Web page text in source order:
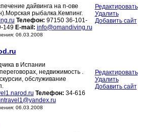
дайвинга на п-ове
рыбалка.Кемпинг.
Телефон: 97150 36-101-
149 E-mail: info@omandiving.ru
06.03.2008
Редактировать
Удалить
Добавить сайт
в Испании
недвижимость .
обслуживание
Телефон: 34-616
06.03.2008
Редактировать
Удалить
Добавить сайт